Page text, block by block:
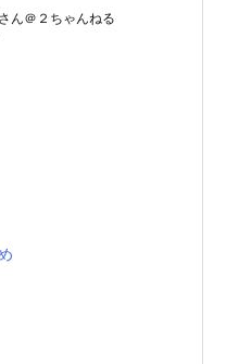
ん＠２ちゃんねる